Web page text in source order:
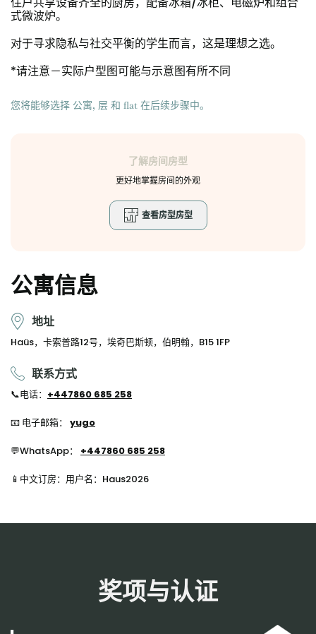
公寓信息
地址
Haüs，卡索普路12号，埃奇巴斯顿，伯明翰，B15 1FP
联系方式
📞电话： +447860 685 258
📧 电子邮箱： yugo
💬WhatsApp： +447860 685 258
📱中文订房：用户名：Haus2026
式微波炉。
对于寻求隐私与社交平衡的学生而言，这是理想之选。
*请注意－实际户型图可能与示意图有所不同
您将能够选择 公寓, 层 和 flat 在后续步骤中。
了解房间房型
更好地掌握房间的外观
查看房型房型
奖项与认证